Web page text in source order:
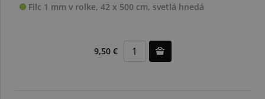
Filc 1 mm v rolke, 42 x 500 cm, svetlá hnedá
9,50 €